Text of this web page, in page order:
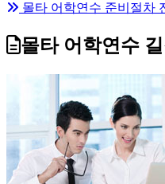
몰타 어학연수 준비절차
몰타 어학연수 길